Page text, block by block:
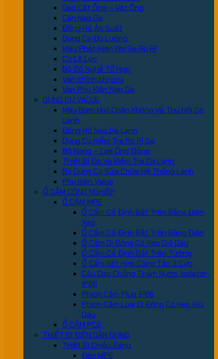
Dao Cắt Ống – Vét Ống
Cân Nạp Ga
Đồng Hồ Áp Suất
Dụng Cụ Đo Lường
Máy Phát Hiện Khí Ga Rò Rỉ
Cờ Lê Lực
Bộ Đồ Nghề Tổ Hợp
Van chỉnh khí oxy
Van Phụ Kiện Nạp Ga
DỤNG CỤ VALUE
Máy Bơm Hút Chân Không Và Thu Hồi Ga
Lạnh
Đồng Hồ Nạp Ga Lạnh
Dụng Cụ Kiểm Tra Rò Rỉ Ga
Bộ Nong – Loe Ống Đồng
Thiết Bị Đo Và Kiểm Tra Ga Lạnh
Bộ Dụng Cụ Sửa Chữa Hệ Thống Lạnh
Phụ Kiện Value
Ổ CẮM CÔNG NGHIỆP
Ổ CẮM MPE
Ổ Cắm Cố Định Bắt Trên Bảng Điện
Xéo
Ổ Cắm Cố Định Bắt Trên Bảng Điện
Ổ Cắm Di Động Có Kẹp Giữ Dây
Ổ Cắm Cố Định Bắt Trên Tường
Ổ Cắm Kết Hợp Công Tắc 3 Cực
Cầu Dao Chống Thấm Nước Isolator-
IP66
Phích Cắm Plug IP66
Phích Cắm Loại Di Động Có Kẹp Giữ
Dây
Ổ CẮM PCE
THIẾT BỊ ĐIỆN DÂN DỤNG
Thiết Bị Chiếu Sáng
Đèn MPE